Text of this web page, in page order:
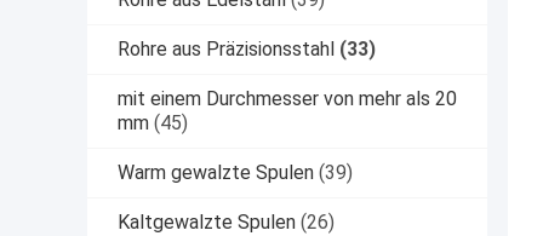
Rohre aus Präzisionsstahl (33)
mit einem Durchmesser von mehr als 20
mm (45)
Warm gewalzte Spulen (39)
Kaltgewalzte Spulen (26)